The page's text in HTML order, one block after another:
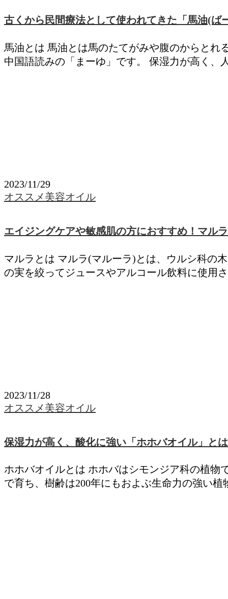
古くから民間療法として使われてきた「馬油(ば
馬油とは 馬油とは馬のたてがみや腹のからとれ
中国語読みの「まーゆ」です。 保湿力が高く、
2023/11/29
オススメ美容オイル
エイジングケアや敏感肌の方におすすめ！マル
マルラとは マルラ(マルーラ)とは、ウルシ科の
の実を絞ってジュースやアルコール飲料に使用
2023/11/28
オススメ美容オイル
保湿力が高く、酸化に強い「ホホバオイル」と
ホホバオイルとは ホホバはシモンジア科の植物
で育ち、樹齢は200年にもおよぶ生命力の強い